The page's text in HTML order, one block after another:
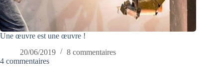
Une œuvre est une œuvre !
20/06/2019
8 commentaires
4 commentaires